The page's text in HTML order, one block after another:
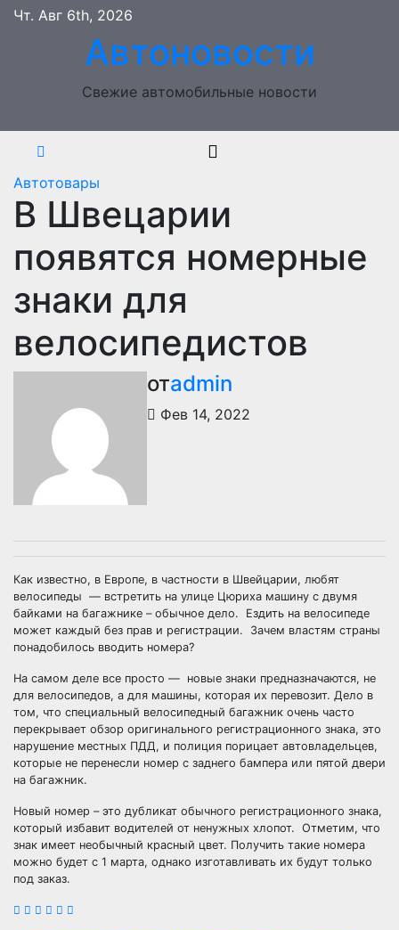
Перейти
содержимому
Чт. Авг 6th, 2026
Автоновости
Свежие автомобильные новости
Автотовары
В Швецарии
появятся номерные
знаки для
велосипедистов
отadmin
Фев 14, 2022
Как известно, в Европе, в частности в Швейцарии, любят
велосипеды — встретить на улице Цюриха машину с двумя
байками на багажнике – обычное дело. Ездить на велосипеде
может каждый без прав и регистрации. Зачем властям страны
понадобилось вводить номера?
На самом деле все просто — новые знаки предназначаются, не
для велосипедов, а для машины, которая их перевозит. Дело в
том, что специальный велосипедный багажник очень часто
перекрывает обзор оригинального регистрационного знака, это
нарушение местных ПДД, и полиция порицает автовладельцев,
которые не перенесли номер с заднего бампера или пятой двери
на багажник.
Новый номер – это дубликат обычного регистрационного знака,
который избавит водителей от ненужных хлопот. Отметим, что
знак имеет необычный красный цвет. Получить такие номера
можно будет с 1 марта, однако изготавливать их будут только
под заказ.